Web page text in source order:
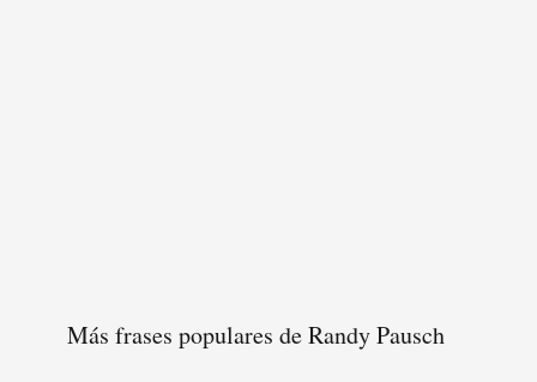
Más frases populares de Randy Pausch